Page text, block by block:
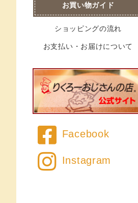
お買い物ガイド
ショッピングの流れ
お支払い・お届けについて
Facebook
Instagram